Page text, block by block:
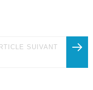
SUIVANT